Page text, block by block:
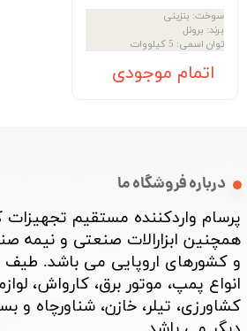
سوخت: بنزینی
برند: برونل
توان اسمی: 5 کیلووات
اتمام موجودی
درباره فروشگاه ما
پرسام واردکننده مستقیم
همچنین ابزارالات صنعتی و نیمه
و کشورهای اروپایی می باشد.
انواع پمپ، موتور برق، کارواش،
کشاورزی، تیلر، خازن، شناورچاه و